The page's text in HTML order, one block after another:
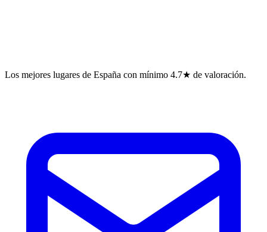
Los mejores lugares de España con mínimo 4.7★ de valoración.